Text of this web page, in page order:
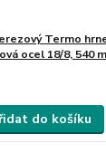
Termo
ocel 18/8, 540
do košíku